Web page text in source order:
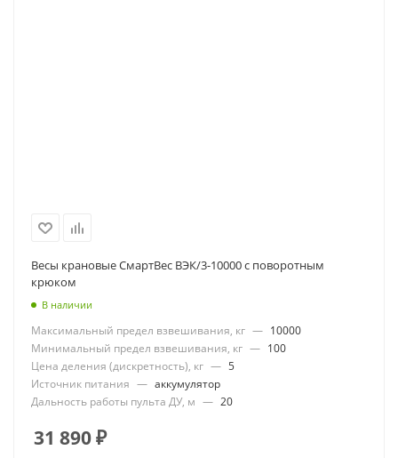
Весы крановые СмартВес ВЭК/3-10000 с поворотным
крюком
В наличии
Максимальный предел взвешивания, кг — 10000
Минимальный предел взвешивания, кг — 100
Цена деления (дискретность), кг — 5
Источник питания — аккумулятор
Дальность работы пульта ДУ, м — 20
31 890₽